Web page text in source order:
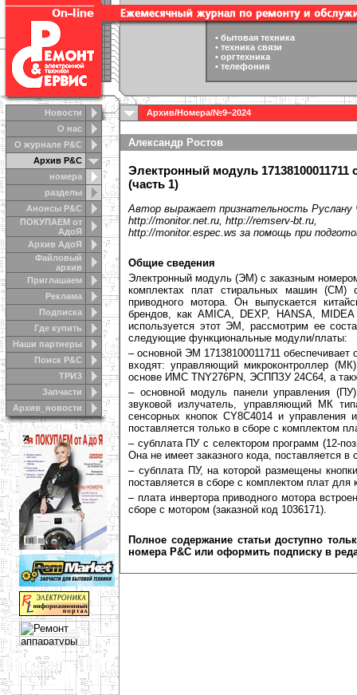
Новости
О нас
О журнале Р&С
Архив Р&С
номера
разделы
Анонсы Р&C
ПОКУПАЕМ от
АдоЯ
Архив АдоЯ
Файловый
архив
Приглашаем
Реклама
Подписка
Где купить
Наши партнеры
Поиск Р&С
ТРИЗ
Запчасти
Архив_новости
• бытовая техника
• техника связи
• оргтехника
• телефония
Архив/Номера/№9–2024
Александр Ростов
Электронный модуль
(часть 1)
Автор выражает признательность
http://monitor.net.ru, http://remserv-bt.ru,
http://monitor.espec.ws за помощь при
Общие сведения
Электронный модуль (ЭМ) с заказным
комплектах плат стиральных машин (СМ)
приводного мотора. Он выпускается
брендов, как AMICA, DEXP, HANSA,
используется этот ЭМ, рассмотрим ее
следующие функциональные модули/платы:
– основной ЭМ 17138100011711
входят: управляющий микроконтроллер
основе ИМС TNY276PN, ЭСППЗУ 24С64, а
– основной модуль панели управления
звуковой излучатель, управляющий МК
сенсорных кнопок CY8C4014 и управления
поставляется только в сборе с комплектом
– субплата ПУ с селектором программ (12-
Она не имеет заказного кода, поставляется
– субплата ПУ, на которой размещены
поставляется в сборе с комплектом плат для
– плата инвертора приводного мотора
сборе с мотором (заказной код 1036171).
Полное содержание статьи доступно
номера Р&С или оформить подписку в